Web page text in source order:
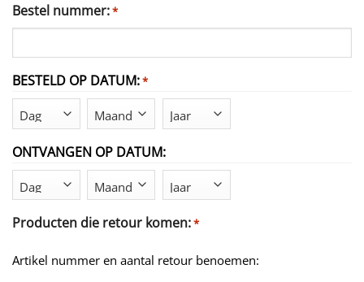
Bestel nummer:*
BESTELD OP DATUM:*
Dag Maand Jaar
ONTVANGEN OP DATUM:
Dag Maand Jaar
Producten die retour komen:*
Artikel nummer en aantal retour benoemen: